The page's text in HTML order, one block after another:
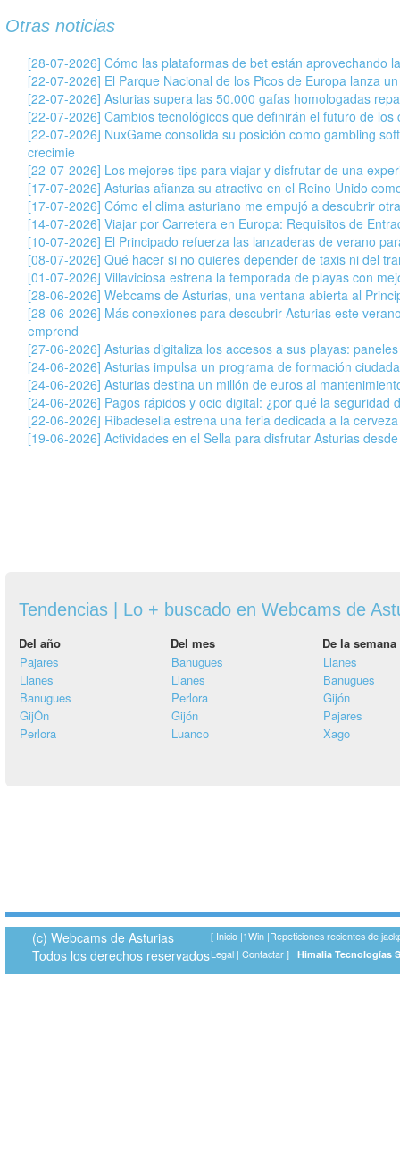
Otras noticias
[28-07-2026] Cómo las plataformas de bet están aprovechando
[22-07-2026] El Parque Nacional de los Picos de Europa lanza
[22-07-2026] Asturias supera las 50.000 gafas homologadas
[22-07-2026] Cambios tecnológicos que definirán el futuro de los
[22-07-2026] NuxGame consolida su posición como gambling
crecimie
[22-07-2026] Los mejores tips para viajar y disfrutar de una
[17-07-2026] Asturias afianza su atractivo en el Reino Unido
[17-07-2026] Cómo el clima asturiano me empujó a descubrir
[14-07-2026] Viajar por Carretera en Europa: Requisitos de
[10-07-2026] El Principado refuerza las lanzaderas de verano
[08-07-2026] Qué hacer si no quieres depender de taxis ni del
[01-07-2026] Villaviciosa estrena la temporada de playas con
[28-06-2026] Webcams de Asturias, una ventana abierta al
[28-06-2026] Más conexiones para descubrir Asturias este
emprend
[27-06-2026] Asturias digitaliza los accesos a sus playas:
[24-06-2026] Asturias impulsa un programa de formación
[24-06-2026] Asturias destina un millón de euros al
[24-06-2026] Pagos rápidos y ocio digital: ¿por qué la seguridad
[22-06-2026] Ribadesella estrena una feria dedicada a la
[19-06-2026] Actividades en el Sella para disfrutar Asturias
Tendencias | Lo + buscado en Webcams de
Del año Del mes
De la semana
Pajares
Llanes
Banugues
GijÓn
Perlora
Banugues
Llanes
Perlora
Gijón
Luanco
Llanes
Banugues
Gijón
Pajares
Xago
(c) Webcams de Asturias
Todos los derechos reservados
[ Inicio |1Win |Repeticiones recientes de
Legal | Contactar ] Himalia Tecnologías